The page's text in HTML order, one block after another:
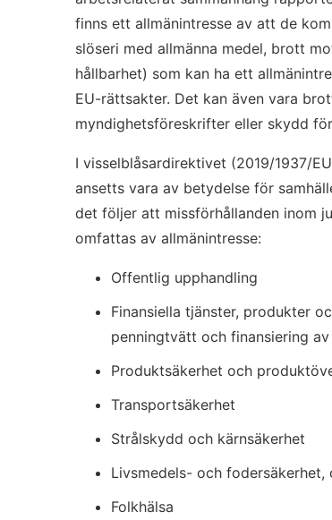
finns ett allmänintresse av att de
slöseri med allmänna medel, brott
hållbarhet) som kan ha ett
EU-rättsakter. Det kan även vara
myndighetsföreskrifter eller skydd
I visselblåsardirektivet (2019/1937/
ansetts vara av betydelse för
det följer att missförhållanden inom
omfattas av allmänintresse:
Offentlig upphandling
Finansiella tjänster, produkter
penningtvätt och finansiering
Produktsäkerhet och
Transportsäkerhet
Strålskydd och kärnsäkerhet
Livsmedels- och
Folkhälsa